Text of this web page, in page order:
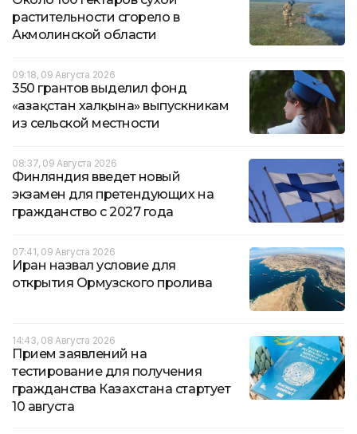
растительности сгорело в
Акмолинской области
09:18, 09 Августа 2026
350 грантов выделил фонд
«Қазақстан халқына» выпускникам
из сельской местности
08:37, 09 Августа 2026
Финляндия введет новый
экзамен для претендующих на
гражданство с 2027 года
07:41, 09 Августа 2026
Иран назвал условие для
открытия Ормузского пролива
14:43, 08 Августа 2026
Прием заявлений на
тестирование для получения
гражданства Казахстана стартует
10 августа